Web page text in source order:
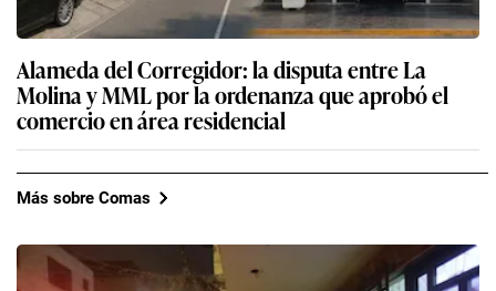
Alameda del Corregidor: la disputa entre La
Molina y MML por la ordenanza que aprobó el
comercio en área residencial
Más sobre Comas